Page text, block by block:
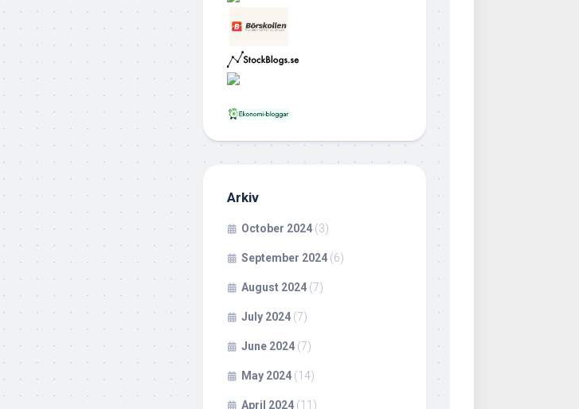
Arkiv
October 2024 (3)
September 2024 (6)
August 2024 (7)
July 2024 (7)
June 2024 (7)
May 2024 (14)
April 2024 (11)